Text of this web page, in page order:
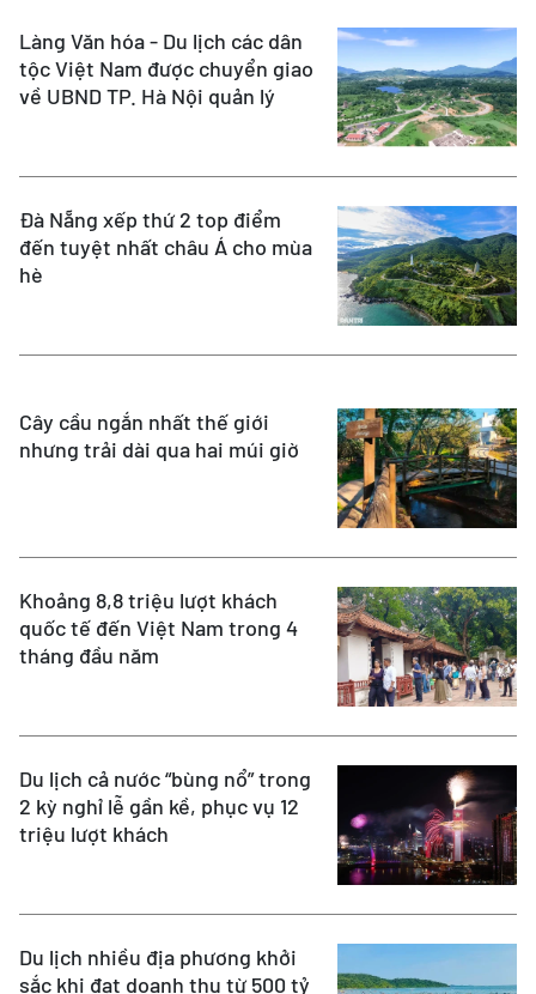
Làng Văn hóa - Du lịch các dân
tộc Việt Nam được chuyển giao
về UBND TP. Hà Nội quản lý
Đà Nẵng xếp thứ 2 top điểm
đến tuyệt nhất châu Á cho mùa
hè
Cây cầu ngắn nhất thế giới
nhưng trải dài qua hai múi giờ
Khoảng 8,8 triệu lượt khách
quốc tế đến Việt Nam trong 4
tháng đầu năm
Du lịch cả nước “bùng nổ” trong
2 kỳ nghỉ lễ gần kề, phục vụ 12
triệu lượt khách
Du lịch nhiều địa phương khởi
sắc khi đạt doanh thu từ 500 tỷ